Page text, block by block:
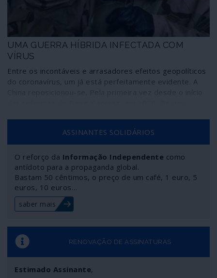
UMA GUERRA HÍBRIDA INFECTADA COM
VÍRUS
Entre os incontáveis e arrasadores efeitos geopolíticos
do coronavírus, um já está perfeitamente evidente. A
Negócios Estrangeiros, Wang Yi, na Conferência de
Segurança de Munique, durante o auge da luta do seu
país contra o coronavírus.
ASSINANTES SOLIDÁRIOS
O reforço da Informação Independente como
antídoto para a propaganda global.
Bastam 50 cêntimos, o preço de um café, 1 euro, 5
euros, 10 euros…
saber mais
RENOVAÇÃO DE ASSINATURAS
Estimado Assinante,